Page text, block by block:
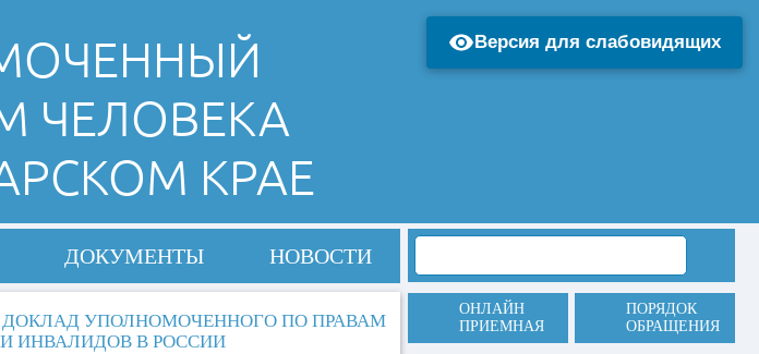
ЧЕЛОВЕКА
КРАЕ
ДОКУМЕНТЫ НОВОСТИ
УПОЛНОМОЧЕННОГО ПО ПРАВАМ
ИНВАЛИДОВ В РОССИИ
ОНЛАЙН
ПРИЕМНАЯ
ПОРЯДОК
ОБРАЩЕНИЯ
Версия для слабовидящих